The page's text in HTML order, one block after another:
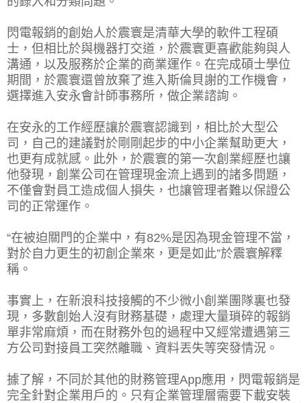
閃電報銷的創始人於震寰是清華大學的軟件工程碩
士，但相比於與機器打交道，於震寰更喜歡能夠與人
溝通，以及服務於企業的商業運作。在完成碩士學位
期間，於震寰還曾放棄了進入斯倫貝謝的工作機會，
選擇進入安永會計師事務所，做企業諮詢。
在安永的工作經歷讓於震寰認識到，相比於大型公
司，自己的建議對於剛剛起步的中小企業幫助更大，
也更有成就感。此外，於震寰的第一次創業經歷也讓
他發現，創業公司在管理現金流上遇到的諸多問題，
不僅會對員工造成個人損失，也讓管理者難以保證公
司的正常運作。
“在被迫關門的企業中，有82%是因為現金管理不當，
對於自力更生的初創企業來，更是如此”於震寰解釋
稱。
事實上，在新浪科技接觸的不少微小創業團隊裏也發
現，多數創始人沒有財務基礎，處理大量瑣碎的報銷
單非常麻煩，而在財務外包的過程中又經常遭遇第三
方公司對接員工突然離職、資料丟失等突發情況。
據了解，不同於其他的財務管理App應用，閃電報銷是
完全針對企業用戶的。只有企業管理層需要下載安裝